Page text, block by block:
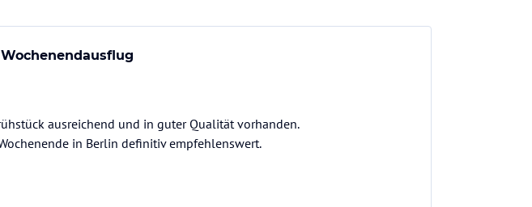
ausreichend und in guter Qualität vorhanden.
in Berlin definitiv empfehlenswert.